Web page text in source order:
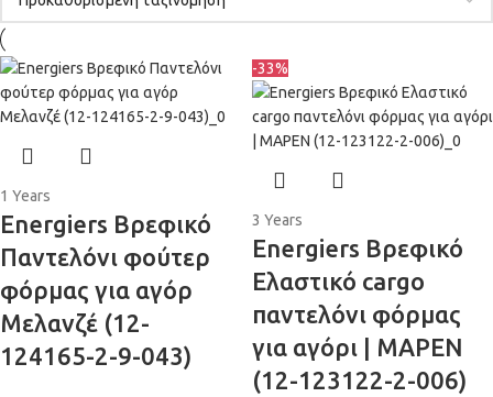
1 Years
Energiers Βρεφικό
Παντελόνι φούτερ
φόρμας για αγόρ
Μελανζέ (12-
124165-2-9-043)
-33%
3 Years
Energiers Βρεφικό
Ελαστικό cargo
παντελόνι φόρμας
για αγόρι | ΜΑΡΕΝ
(12-123122-2-006)